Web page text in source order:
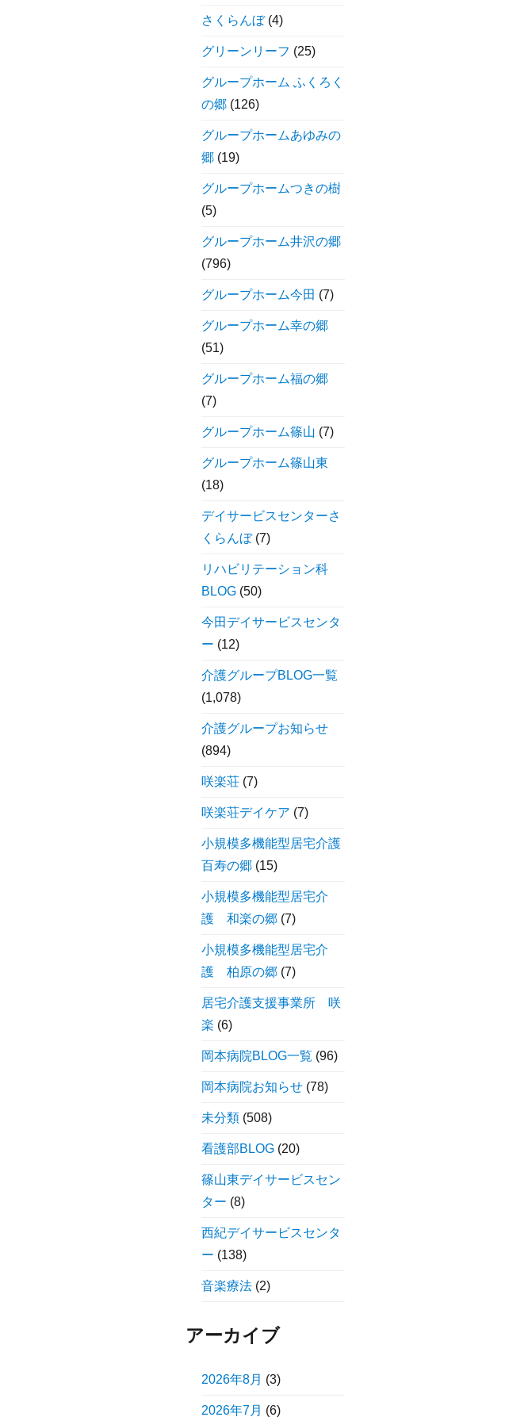
さくらんぼ(4)
グリーンリーフ (25)
グループホーム ふくろく
の郷(126)
グループホームあゆみの
郷(19)
グループホームつきの樹
(5)
グループホーム井沢の郷
(796)
グループホーム今田 (7)
グループホーム幸の郷
(51)
グループホーム福の郷
(7)
グループホーム篠山 (7)
グループホーム篠山東
(18)
デイサービスセンターさ
くらんぼ(7)
リハビリテーション科
BLOG(50)
今田デイサービスセンタ
ー (12)
介護グループBLOG一覧
(1,078)
介護グループお知らせ
(894)
咲楽荘(7)
咲楽荘デイケア (7)
小規模多機能型居宅介護
百寿の郷(15)
小規模多機能型居宅介
護 和楽の郷(7)
小規模多機能型居宅介
護 柏原の郷(7)
居宅介護支援事業所 咲
楽 (6)
岡本病院BLOG一覧 (96)
岡本病院お知らせ(78)
未分類(508)
看護部BLOG(20)
篠山東デイサービスセン
ター (8)
西紀デイサービスセンタ
ー (138)
音楽療法(2)
アーカイブ
2026年8月 (3)
2026年7月 (6)